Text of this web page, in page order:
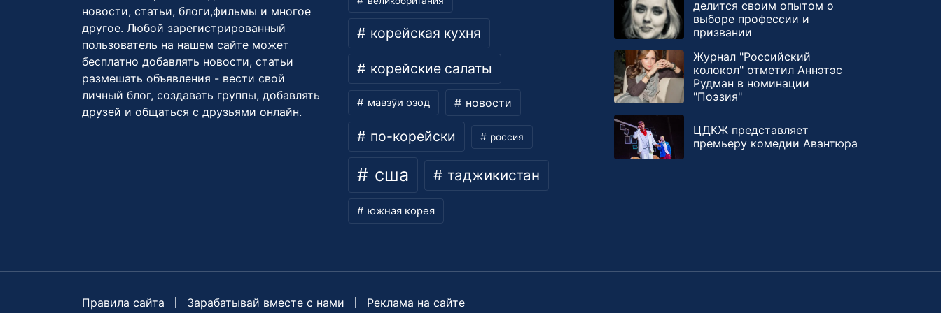
новости, статьи, блоги,фильмы и многое
другое. Любой зарегистрированный
пользователь на нашем сайте может
бесплатно добавлять новости, статьи
размешать объявления - вести свой
личный блог, создавать группы, добавлять
друзей и общаться с друзьями онлайн.
корейская кухня
корейские салаты
мавзӯи озод новости
по-корейски россия
сша таджикистан
южная корея
делится своим опытом о
выборе профессии и
призвании
Журнал "Российский
колокол" отметил Аннэтэс
Рудман в номинации
"Поэзия"
ЦДКЖ представляет
премьеру комедии Авантюра
Правила сайта Зарабатывай вместе с нами Реклама на сайте